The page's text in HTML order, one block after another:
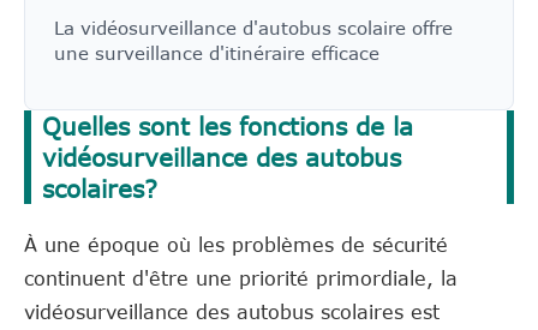
Quelles sont les fonctions de la
vidéosurveillance des autobus
scolaires?
À une époque où les problèmes de sécurité
continuent d'être une priorité primordiale, la
vidéosurveillance des autobus scolaires est
La vidéosurveillance d'autobus scolaire offre
une surveillance d'itinéraire efficace